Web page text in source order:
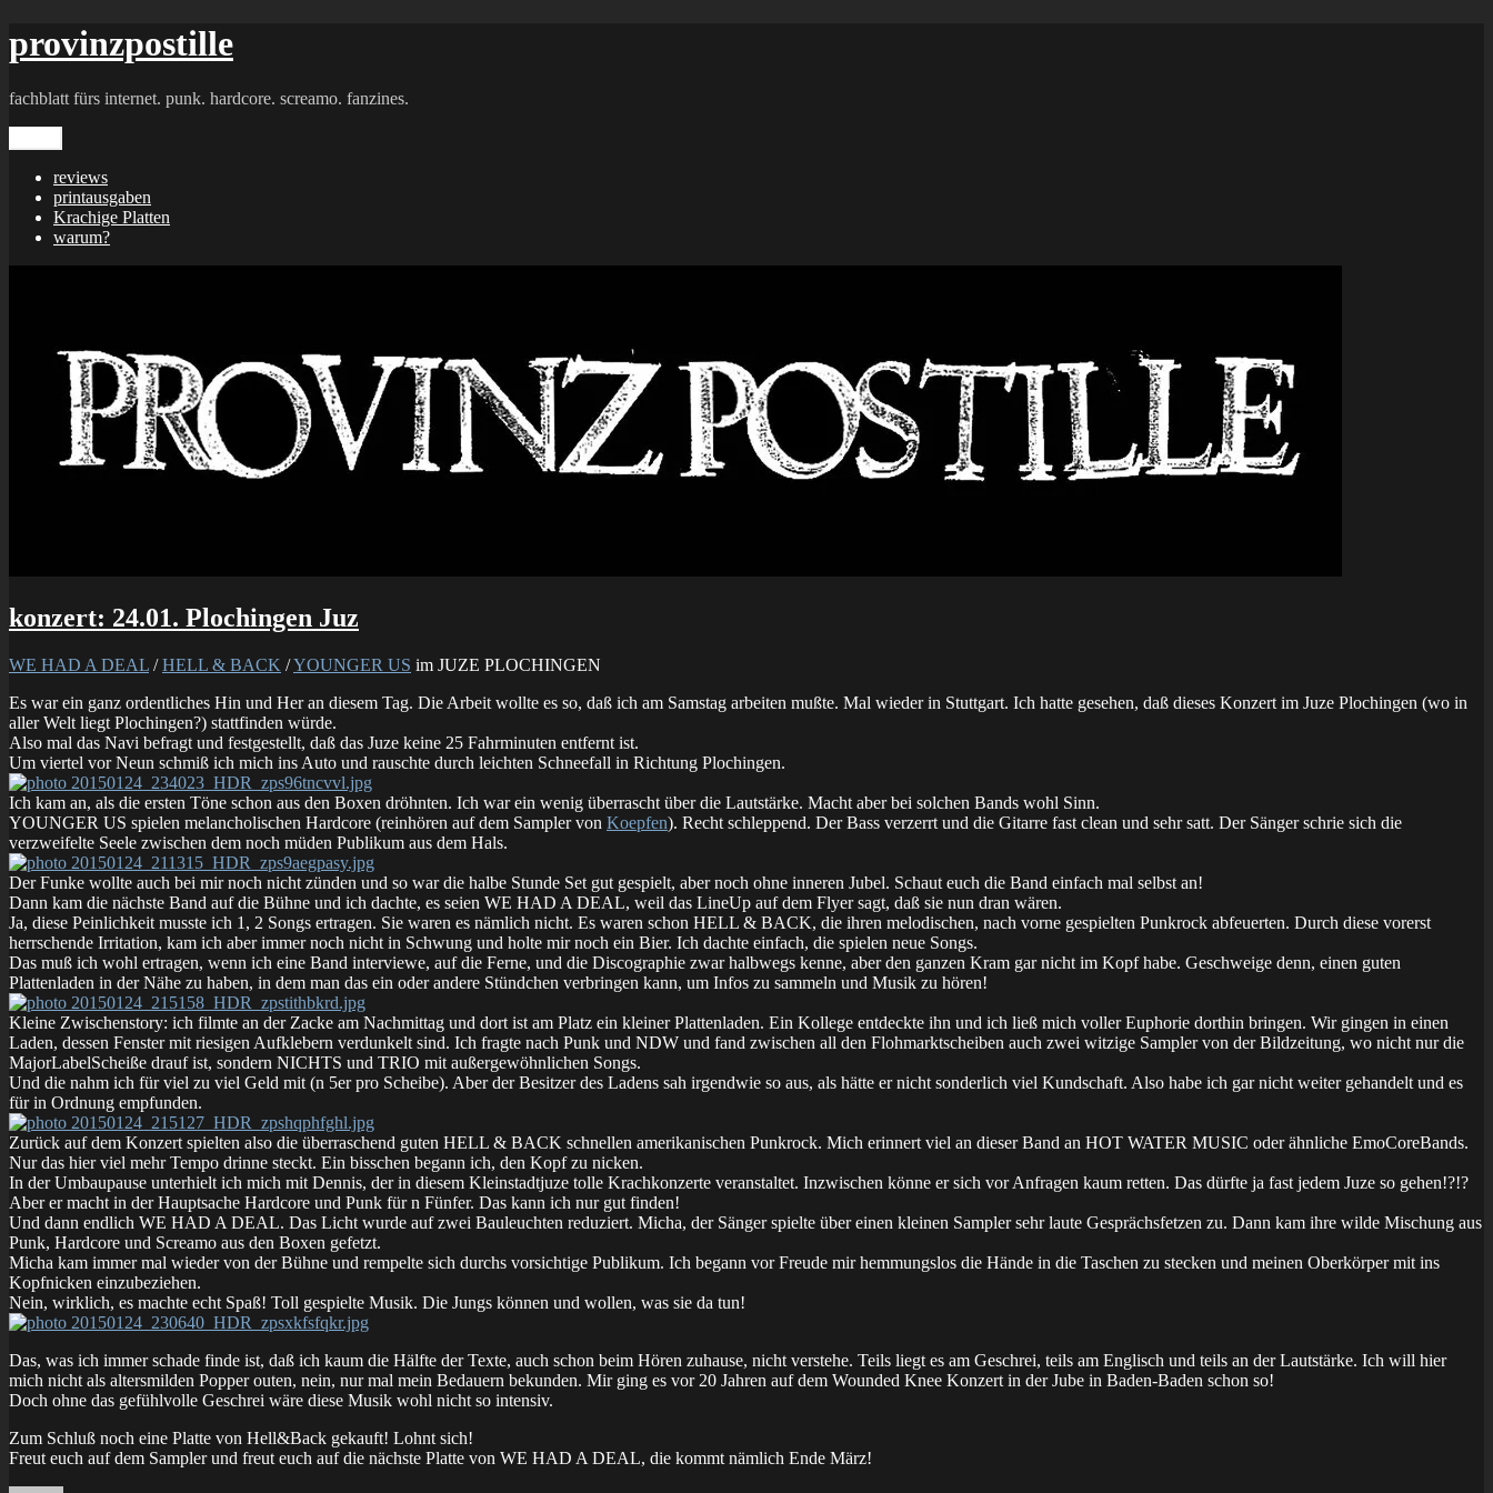
Inhalt
provinzpostille
fachblatt fürs internet. punk. hardcore. screamo. fanzines.
reviews
printausgaben
Krachige Platten
warum?
konzert: 24.01. Plochingen Juz
WE HAD A DEAL /HELL & BACK /YOUNGER US im JUZE PLOCHINGEN
Es war ein ganz ordentliches Hin und Her an diesem Tag. Die Arbeit wollte es so, daß ich am Samstag arbeiten mußte. Mal wieder in Stuttgart. Ich hatte gesehen, daß dieses Konzert im Juze Plochingen (wo in
aller Welt liegt Plochingen?) stattfinden würde.
Also mal das Navi befragt und festgestellt, daß das Juze keine 25 Fahrminuten entfernt ist.
Um viertel vor Neun schmiß ich mich ins Auto und rauschte durch leichten Schneefall in Richtung Plochingen.
Ich kam an, als die ersten Töne schon aus den Boxen dröhnten. Ich war ein wenig überrascht über die Lautstärke. Macht aber bei solchen Bands wohl Sinn.
YOUNGER US spielen melancholischen Hardcore (reinhören auf dem Sampler von Koepfen). Recht schleppend. Der Bass verzerrt und die Gitarre fast clean und sehr satt. Der Sänger schrie sich die
verzweifelte Seele zwischen dem noch müden Publikum aus dem Hals.
Der Funke wollte auch bei mir noch nicht zünden und so war die halbe Stunde Set gut gespielt, aber noch ohne inneren Jubel. Schaut euch die Band einfach mal selbst an!
Dann kam die nächste Band auf die Bühne und ich dachte, es seien WE HAD A DEAL, weil das LineUp auf dem Flyer sagt, daß sie nun dran wären.
Ja, diese Peinlichkeit musste ich 1, 2 Songs ertragen. Sie waren es nämlich nicht. Es waren schon HELL & BACK, die ihren melodischen, nach vorne gespielten Punkrock abfeuerten. Durch diese vorerst
herrschende Irritation, kam ich aber immer noch nicht in Schwung und holte mir noch ein Bier. Ich dachte einfach, die spielen neue Songs.
Das muß ich wohl ertragen, wenn ich eine Band interviewe, auf die Ferne, und die Discographie zwar halbwegs kenne, aber den ganzen Kram gar nicht im Kopf habe. Geschweige denn, einen guten
Plattenladen in der Nähe zu haben, in dem man das ein oder andere Stündchen verbringen kann, um Infos zu sammeln und Musik zu hören!
Kleine Zwischenstory: ich filmte an der Zacke am Nachmittag und dort ist am Platz ein kleiner Plattenladen. Ein Kollege entdeckte ihn und ich ließ mich voller Euphorie dorthin bringen. Wir gingen in einen
Laden, dessen Fenster mit riesigen Aufklebern verdunkelt sind. Ich fragte nach Punk und NDW und fand zwischen all den Flohmarktscheiben auch zwei witzige Sampler von der Bildzeitung, wo nicht nur die
MajorLabelScheiße drauf ist, sondern NICHTS und TRIO mit außergewöhnlichen Songs.
Und die nahm ich für viel zu viel Geld mit (n 5er pro Scheibe). Aber der Besitzer des Ladens sah irgendwie so aus, als hätte er nicht sonderlich viel Kundschaft. Also habe ich gar nicht weiter gehandelt und es
für in Ordnung empfunden.
Zurück auf dem Konzert spielten also die überraschend guten HELL & BACK schnellen amerikanischen Punkrock. Mich erinnert viel an dieser Band an HOT WATER MUSIC oder ähnliche EmoCoreBands.
Nur das hier viel mehr Tempo drinne steckt. Ein bisschen begann ich, den Kopf zu nicken.
In der Umbaupause unterhielt ich mich mit Dennis, der in diesem Kleinstadtjuze tolle Krachkonzerte veranstaltet. Inzwischen könne er sich vor Anfragen kaum retten. Das dürfte ja fast jedem Juze so gehen!?!?
Aber er macht in der Hauptsache Hardcore und Punk für n Fünfer. Das kann ich nur gut finden!
Und dann endlich WE HAD A DEAL. Das Licht wurde auf zwei Bauleuchten reduziert. Micha, der Sänger spielte über einen kleinen Sampler sehr laute Gesprächsfetzen zu. Dann kam ihre wilde Mischung aus
Punk, Hardcore und Screamo aus den Boxen gefetzt.
Micha kam immer mal wieder von der Bühne und rempelte sich durchs vorsichtige Publikum. Ich begann vor Freude mir hemmungslos die Hände in die Taschen zu stecken und meinen Oberkörper mit ins
Kopfnicken einzubeziehen.
Nein, wirklich, es machte echt Spaß! Toll gespielte Musik. Die Jungs können und wollen, was sie da tun!
Das, was ich immer schade finde ist, daß ich kaum die Hälfte der Texte, auch schon beim Hören zuhause, nicht verstehe. Teils liegt es am Geschrei, teils am Englisch und teils an der Lautstärke. Ich will hier
mich nicht als altersmilden Popper outen, nein, nur mal mein Bedauern bekunden. Mir ging es vor 20 Jahren auf dem Wounded Knee Konzert in der Jube in Baden-Baden schon so!
Doch ohne das gefühlvolle Geschrei wäre diese Musik wohl nicht so intensiv.
Zum Schluß noch eine Platte von Hell&Back gekauft! Lohnt sich!
Freut euch auf dem Sampler und freut euch auf die nächste Platte von WE HAD A DEAL, die kommt nämlich Ende März!